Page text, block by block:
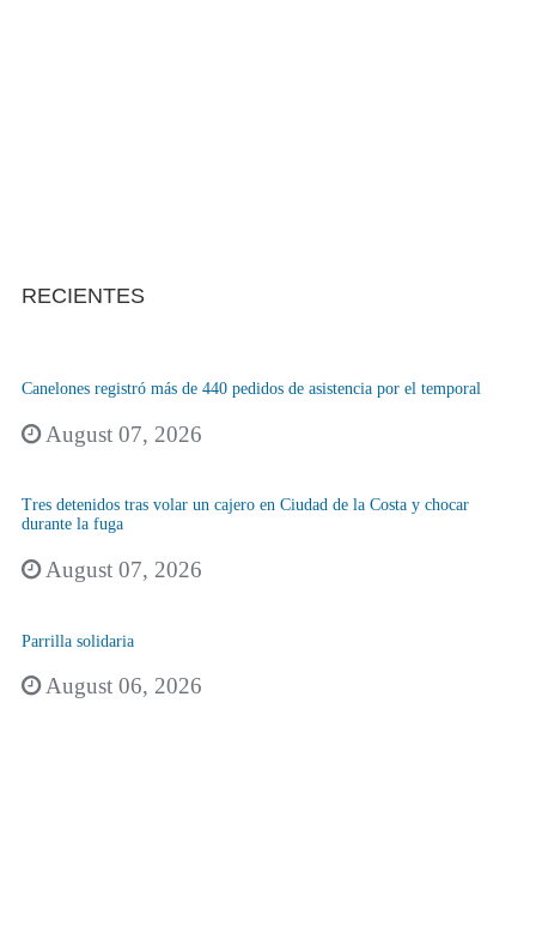
RECIENTES
Canelones registró más de 440 pedidos de asistencia por el temporal
August 07, 2026
Tres detenidos tras volar un cajero en Ciudad de la Costa y chocar
durante la fuga
August 07, 2026
Parrilla solidaria
August 06, 2026